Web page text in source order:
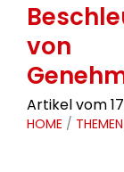
von
Artikel vom
HOME / THEMEN